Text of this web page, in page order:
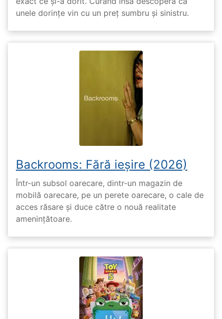
unele dorințe vin cu un preț sumbru și sinistru.
Backrooms: Fără ieșire (2026)
Într-un subsol oarecare, dintr-un magazin de
mobilă oarecare, pe un perete oarecare, o cale de
acces răsare și duce către o nouă realitate
amenințătoare.